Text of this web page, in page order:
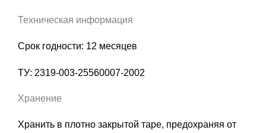
Техническая информация
Срок годности: 12 месяцев
ТУ: 2319-003-25560007-2002
Хранение
Хранить в плотно закрытой таре, предохраняя от